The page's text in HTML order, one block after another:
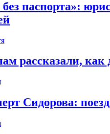
паспорта»:
рассказали,
Сидорова: